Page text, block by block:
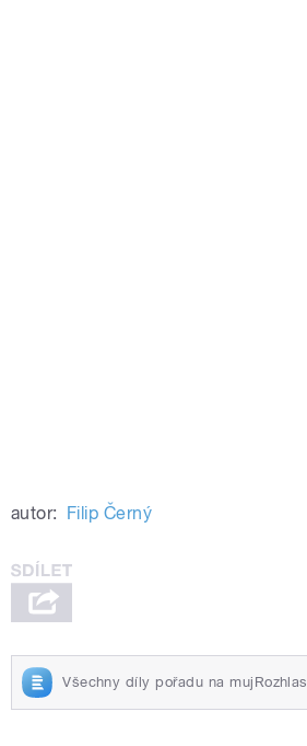
autor: Filip Černý
Všechny díly pořadu na mujRozhlas